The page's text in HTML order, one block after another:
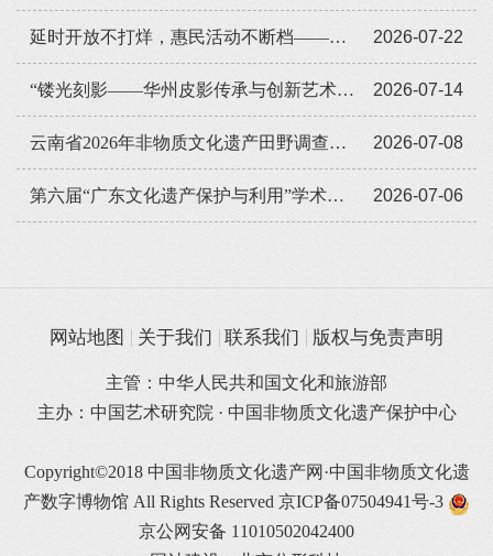
2026-07-22
延时开放不打烊，惠民活动不断档——广东省非遗馆暑期人气旺
2026-07-14
“镂光刻影——华州皮影传承与创新艺术展览”全国巡展走进遵义
2026-07-08
云南省2026年非物质文化遗产田野调查培训班举办
2026-07-06
第六届“广东文化遗产保护与利用”学术座谈会在穗举办
网站地图 关于我们 联系我们 版权与免责声明
主管：中华人民共和国文化和旅游部
主办：中国艺术研究院 · 中国非物质文化遗产保护中心
Copyright©2018 中国非物质文化遗产网·中国非物质文化遗
产数字博物馆 All Rights Reserved 京ICP备07504941号-3
京公网安备 11010502042400